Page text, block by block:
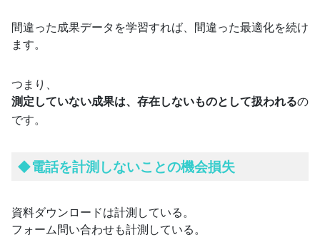
間違った成果データを学習すれば、間違った最適化を続け
ます。
つまり、
測定していない成果は、存在しないものとして扱われるの
です。
◆電話を計測しないことの機会損失
資料ダウンロードは計測している。
フォーム問い合わせも計測している。